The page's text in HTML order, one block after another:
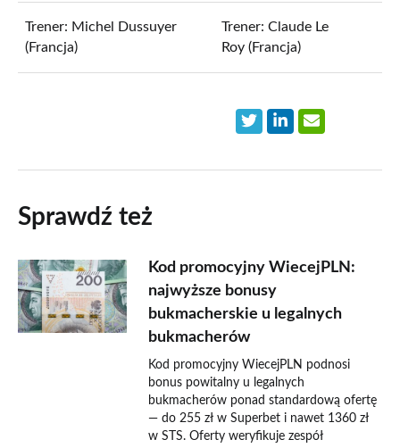
Trener: Michel Dussuyer
(Francja)
Trener: Claude Le
Roy (Francja)
Sprawdź też
Kod promocyjny WiecejPLN:
najwyższe bonusy
bukmacherskie u legalnych
bukmacherów
Kod promocyjny WiecejPLN podnosi
bonus powitalny u legalnych
bukmacherów ponad standardową ofertę
— do 255 zł w Superbet i nawet 1360 zł
w STS. Oferty weryfikuje zespół